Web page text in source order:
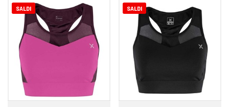
SALDI SALDI